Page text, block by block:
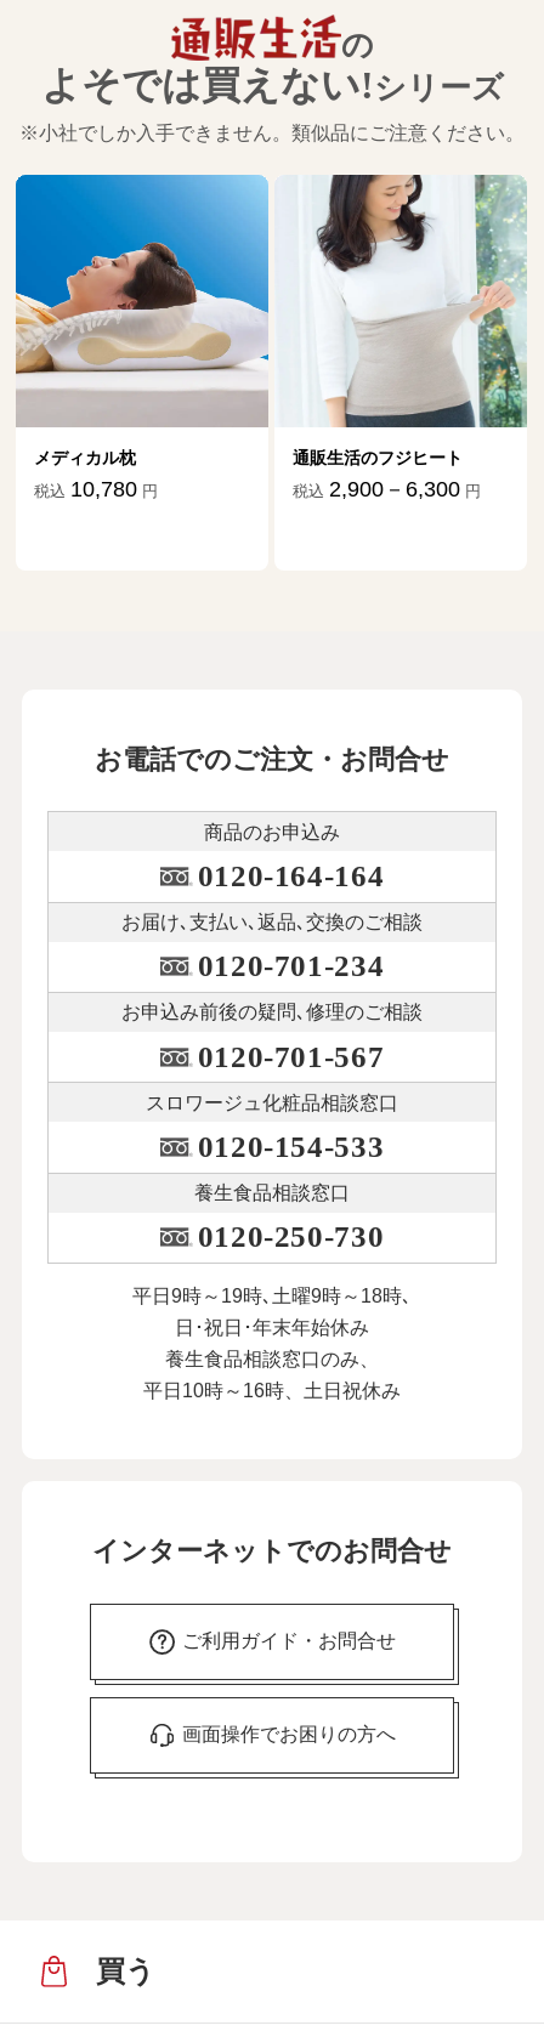
の
よそでは買えない!シリーズ
※小社でしか入手できません。類似品にご注意ください。
通販生活のフジヒート
税込 2,900－6,300 円
ダニ捕りマット
祖だ」
お電話でのご注文・お問合せ
商品のお申込み
0120-164-164
お届け､支払い､ 返品､交換のご相談
0120-701-234
お申込み前後の疑問､修理のご相談
0120-701-567
スロワージュ化粧品相談窓口
0120-154-533
養生食品相談窓口
0120-250-730
平日9時～19時､土曜9時～18時､
日･祝日･年末年始休み
養生食品相談窓口のみ、
平日10時～16時、土日祝休み
インターネットでのお問合せ
ご利用ガイド・お問合せ
画面操作でお困りの方へ
買う